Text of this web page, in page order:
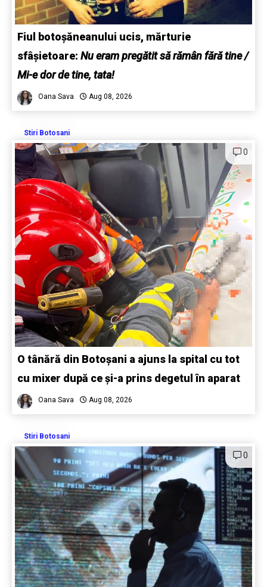
Fiul botoșăneanului ucis, mărturie
sfâșietoare: Nu eram pregătit să rămân fără tine /
Mi-e dor de tine, tata!
Oana Sava Aug 08, 2026
Stiri Botosani
0
O tânără din Botoșani a ajuns la spital cu tot
cu mixer după ce și-a prins degetul în aparat
Oana Sava Aug 08, 2026
Stiri Botosani
0